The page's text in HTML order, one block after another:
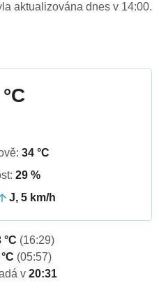
aktualizována dnes v 14:00.
34 °C
29 %
J, 5 km/h
°C (16:29)
(05:57)
v 20:31